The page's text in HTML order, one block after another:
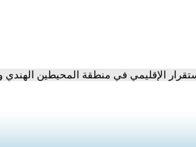
الإقليمي في منطقة المحيطين الهندي